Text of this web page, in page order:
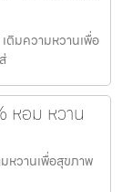
ติมความหวานเพื่อ
หอม หวาน
หวานเพื่อสุขภาพ